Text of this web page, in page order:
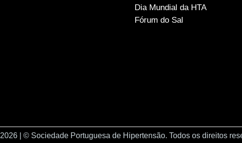
Dia Mundial da HTA
Fórum do Sal
2026 | © Sociedade Portuguesa de Hipertensão. Todos os direitos